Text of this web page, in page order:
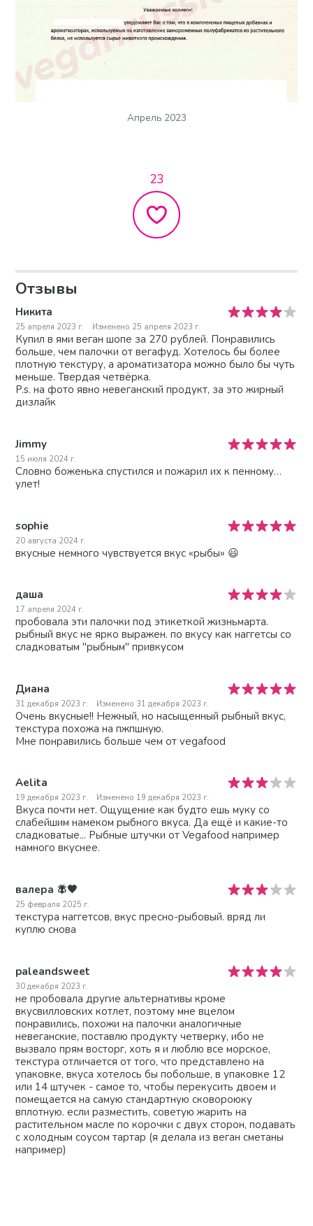
Апрель 2023
23
Отзывы
Никита
25 апреля 2023 г. Изменено 25 апреля 2023 г.
Купил в ями веган шопе за 270 рублей. Понравились
больше, чем палочки от вегафуд. Хотелось бы более
плотную текстуру, а ароматизатора можно было бы чуть
меньше. Твердая четвёрка.
P.s. на фото явно невеганский продукт, за это жирный
дизлайк
Jimmy
15 июля 2024 г.
Словно боженька спустился и пожарил их к пенному…
улет!
sophie
20 августа 2024 г.
вкусные немного чувствуется вкус «рыбы» 😃
даша
17 апреля 2024 г.
пробовала эти палочки под этикеткой жизньмарта.
рыбный вкус не ярко выражен. по вкусу как наггетсы со
сладковатым "рыбным" привкусом
Диана
31 декабря 2023 г. Изменено 31 декабря 2023 г.
Очень вкусные!! Нежный, но насыщенный рыбный вкус,
текстура похожа на пжпшную.
Мне понравились больше чем от vegafood
Aelita
19 декабря 2023 г. Изменено 19 декабря 2023 г.
Вкуса почти нет. Ощущение как будто ешь муку со
слабейшим намеком рыбного вкуса. Да ещё и какие-то
сладковатые... Рыбные штучки от Vegafood например
намного вкуснее.
валера 🪰🤎
25 февраля 2025 г.
текстура наггетсов, вкус пресно-рыбовый. вряд ли
куплю снова
paleandsweet
30 декабря 2023 г.
не пробовала другие альтернативы кроме
вкусвилловских котлет, поэтому мне вцелом
понравились, похожи на палочки аналогичные
невеганские, поставлю продукту четверку, ибо не
вызвало прям восторг, хоть я и люблю все морское,
текстура отличается от того, что представлено на
упаковке, вкуса хотелось бы побольше, в упаковке 12
или 14 штучек - самое то, чтобы перекусить двоем и
помещается на самую стандартную сковороюку
вплотную. если разместить, советую жарить на
растительном масле по корочки с двух сторон, подавать
с холодным соусом тартар (я делала из веган сметаны
например)